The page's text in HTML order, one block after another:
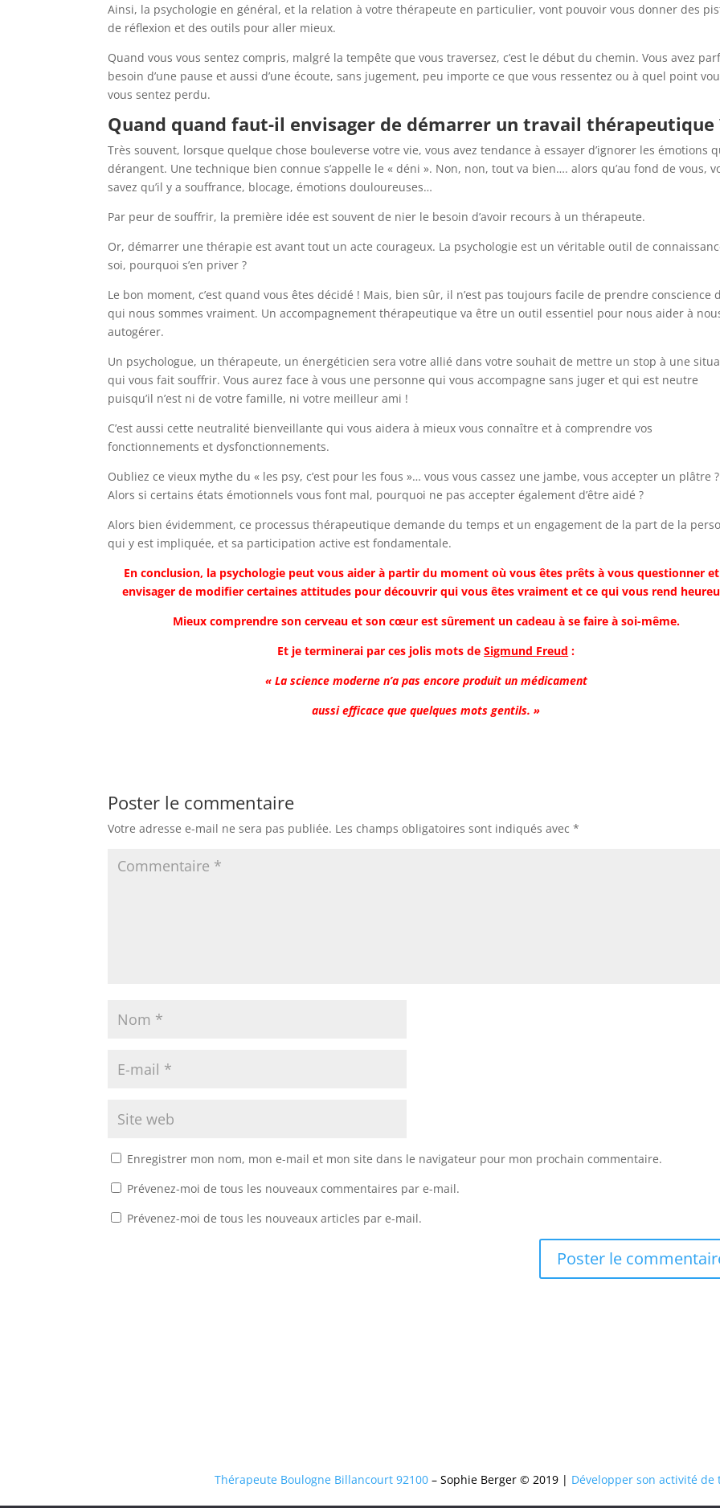
Ainsi, la psychologie en général, et la relation à votre thérapeute en particulier, vont pouvoir vous donner des
de réflexion et des outils pour aller mieux.
Quand vous vous sentez compris, malgré la tempête que vous traversez, c’est le début du chemin. Vous avez
besoin d’une pause et aussi d’une écoute, sans jugement, peu importe ce que vous ressentez ou à quel point
vous sentez perdu.
Quand quand faut-il envisager de démarrer un travail thérapeutique
Très souvent, lorsque quelque chose bouleverse votre vie, vous avez tendance à essayer d’ignorer les émotions
dérangent. Une technique bien connue s’appelle le « déni ». Non, non, tout va bien…. alors qu’au fond de vous,
savez qu’il y a souffrance, blocage, émotions douloureuses…
Par peur de souffrir, la première idée est souvent de nier le besoin d’avoir recours à un thérapeute.
Or, démarrer une thérapie est avant tout un acte courageux. La psychologie est un véritable outil de
soi, pourquoi s’en priver ?
Le bon moment, c’est quand vous êtes décidé ! Mais, bien sûr, il n’est pas toujours facile de prendre conscience
qui nous sommes vraiment. Un accompagnement thérapeutique va être un outil essentiel pour nous aider à
autogérer.
Un psychologue, un thérapeute, un énergéticien sera votre allié dans votre souhait de mettre un stop à une
qui vous fait souffrir. Vous aurez face à vous une personne qui vous accompagne sans juger et qui est neutre
puisqu’il n’est ni de votre famille, ni votre meilleur ami !
C’est aussi cette neutralité bienveillante qui vous aidera à mieux vous connaître et à comprendre vos
fonctionnements et dysfonctionnements.
Oubliez ce vieux mythe du « les psy, c’est pour les fous »… vous vous cassez une jambe, vous accepter un plâtre ?
Alors si certains états émotionnels vous font mal, pourquoi ne pas accepter également d’être aidé ?
Alors bien évidemment, ce processus thérapeutique demande du temps et un engagement de la part de la
qui y est impliquée, et sa participation active est fondamentale.
En conclusion, la psychologie peut vous aider à partir du moment où vous êtes prêts à vous questionner
envisager de modifier certaines attitudes pour découvrir qui vous êtes vraiment et ce qui vous rend
Mieux comprendre son cerveau et son cœur est sûrement un cadeau à se faire à soi-même.
Et je terminerai par ces jolis mots deSigmund Freud :
« La science moderne n’a pas encore produit un médicament
aussi efficace que quelques mots gentils. »
Poster le commentaire
Votre adresse e-mail ne sera pas publiée. Les champs obligatoires sont indiqués avec*
Enregistrer mon nom, mon e-mail et mon site dans le navigateur pour mon prochain commentaire.
Prévenez-moi de tous les nouveaux commentaires par e-mail.
Prévenez-moi de tous les nouveaux articles par e-mail.
Thérapeute Boulogne Billancourt 92100 – Sophie Berger © 2019 | Développer son activité